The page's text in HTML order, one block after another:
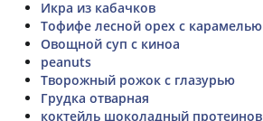
Икра из кабачков
Тофифе лесной орех с карамелью
Овощной суп с киноа
peanuts
Творожный рожок с глазурью
Грудка отварная
коктейль шоколадный